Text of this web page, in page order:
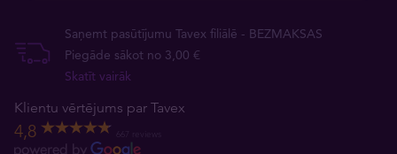
Saņemt pasūtījumu Tavex filiālē - BEZMAKSAS
Piegāde sākot no 3,00 €
Skatīt vairāk
Klientu vērtējums par Tavex
4,8